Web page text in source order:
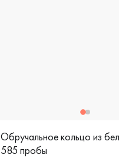
Обручальное кольцо из
585 пробы